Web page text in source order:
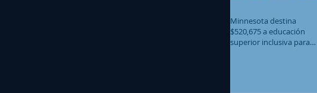
Minnesota destina
$520,675 a educación
superior inclusiva para